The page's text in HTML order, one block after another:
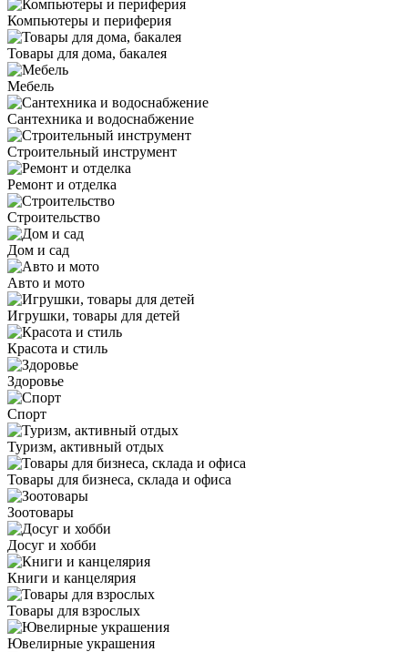
Компьютеры и периферия
Товары для дома, бакалея
Мебель
Сантехника и водоснабжение
Строительный инструмент
Ремонт и отделка
Строительство
Дом и сад
Авто и мото
Игрушки, товары для детей
Красота и стиль
Здоровье
Спорт
Туризм, активный отдых
Товары для бизнеса, склада и офиса
Зоотовары
Досуг и хобби
Книги и канцелярия
Товары для взрослых
Ювелирные украшения